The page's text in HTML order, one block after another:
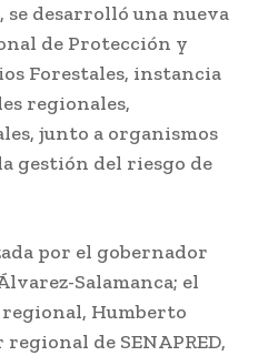
se desarrolló una nueva
de Protección y
Forestales, instancia
regionales,
junto a organismos
gestión del riesgo de
por el gobernador
Salamanca; el
Humberto
de SENAPRED,